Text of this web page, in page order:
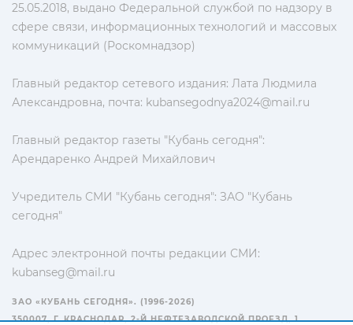
25.05.2018, выдано Федеральной службой по надзору в
сфере связи, информационных технологий и массовых
коммуникаций (Роскомнадзор)
Главный редактор сетевого издания: Лата Людмила
Александровна, почта: kubansegodnya2024@mail.ru
Главный редактор газеты "Кубань сегодня":
Арендаренко Андрей Михайлович
Учредитель СМИ "Кубань сегодня": ЗАО "Кубань
сегодня"
Адрес электронной почты редакции СМИ:
kubanseg@mail.ru
ЗАО «КУБАНЬ СЕГОДНЯ». (1996-2026)
350007, Г. КРАСНОДАР, 2-Й НЕФТЕЗАВОДСКОЙ ПРОЕЗД, 1